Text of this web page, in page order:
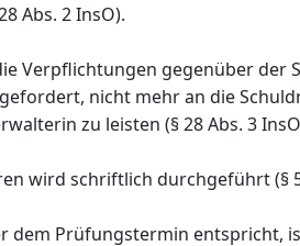
Abs. 2 InsO).
Verpflichtungen gegenüber der
nicht mehr an die
zu leisten (§ 28 Abs. 3
wird schriftlich durchgeführt (§ 5
dem Prüfungstermin entspricht,